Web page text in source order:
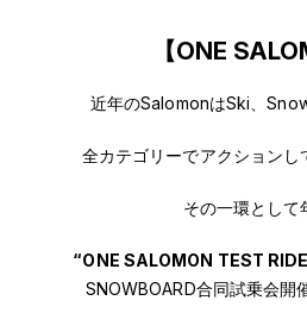
【ONE
近年のSalomonはSki、
全カテゴリーでアクションし
その一環として
“ONE SALOMON TEST
SNOWBOARD合同試乗会開